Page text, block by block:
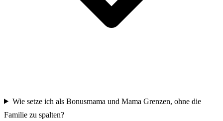
Wie setze ich als Bonusmama und Mama Grenzen, ohne die
Familie zu spalten?